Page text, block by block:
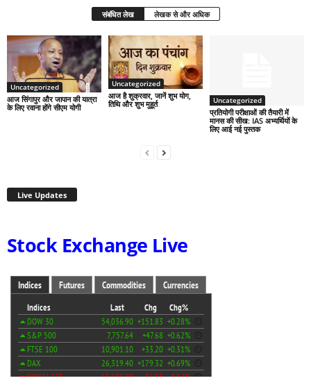
संबंधित लेख लेखक से और अधिक
Uncategorized
आज सिंगापुर और जापान की यात्रा
के लिए रवाना होंगे सीएम योगी
Uncategorized
आज है शुक्रवार, जानें शुभ योग,
तिथि और शुभ मुहूर्त
Uncategorized
प्रतियोगी परीक्षाओं की तैयारी में
मानस की सीख: IAS अभ्यर्थियों के
लिए आई नई पुस्तक
Live Updates
Stock Exchange Live